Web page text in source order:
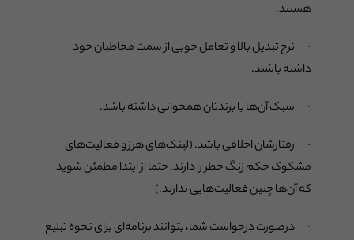
هستند.
· نرخ تبدیل بالا و تعامل خوبی از سمت مخاطبان خود
داشته باشند.
· سبک آن‌ها با برندتان همخوانی داشته باشد.
· رفتارشان اخلاقی باشد. (لینک‌های هرز و فعالیت‌های
مشکوک حکم زنگ خطر را دارند. حتما از ابتدا مطمئن شوید
که آن‌ها چنین فعالیت‌هایی ندارند.)
· درصورت درخواست شما، بتوانند برنامه‌ای برای نحوه تبلیغ